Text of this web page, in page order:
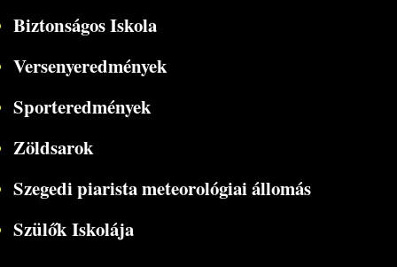
Biztonságos Iskola
Versenyeredmények
Sporteredmények
Zöldsarok
Szegedi piarista meteorológiai állomás
Szülők Iskolája